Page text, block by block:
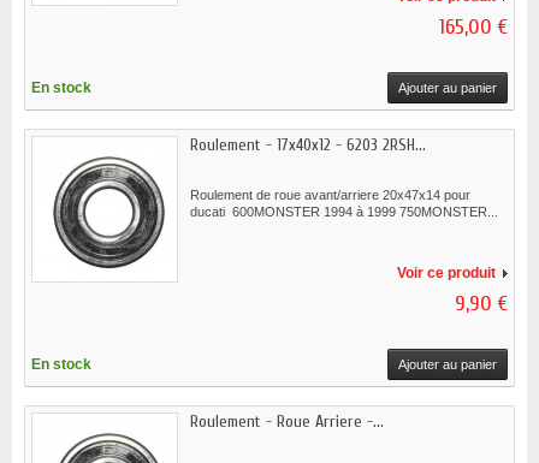
165,00 €
En stock Ajouter au panier
Roulement - 17x40x12 - 6203 2RSH...
Roulement de roue avant/arriere 20x47x14 pour
ducati 600MONSTER 1994 à 1999 750MONSTER...
Voir ce produit
9,90 €
En stock Ajouter au panier
Roulement - Roue Arriere -...